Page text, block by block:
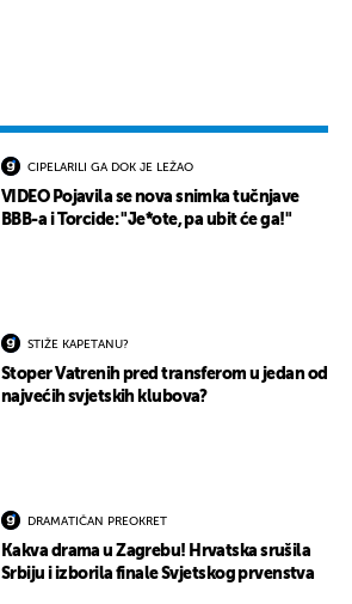
CIPELARILI GA DOK JE LEŽAO
VIDEO Pojavila se nova snimka tučnjave
BBB-a i Torcide: "Je*ote, pa ubit će ga!"
STIŽE KAPETANU?
Stoper Vatrenih pred transferom u jedan od
najvećih svjetskih klubova?
DRAMATIČAN PREOKRET
Kakva drama u Zagrebu! Hrvatska srušila
Srbiju i izborila finale Svjetskog prvenstva